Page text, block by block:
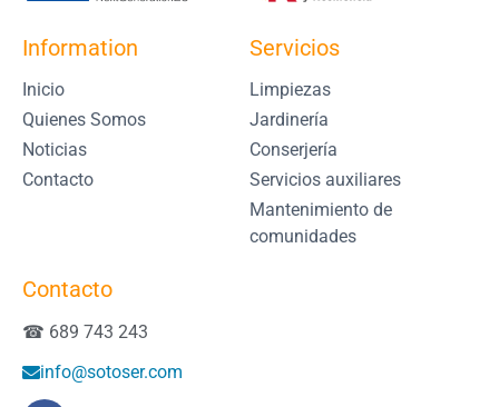
Information
Inicio
Quienes Somos
Noticias
Contacto
Servicios
Limpiezas
Jardinería
Conserjería
Servicios auxiliares
Mantenimiento de
comunidades
Contacto
☎ 689 743 243
info@sotoser.com